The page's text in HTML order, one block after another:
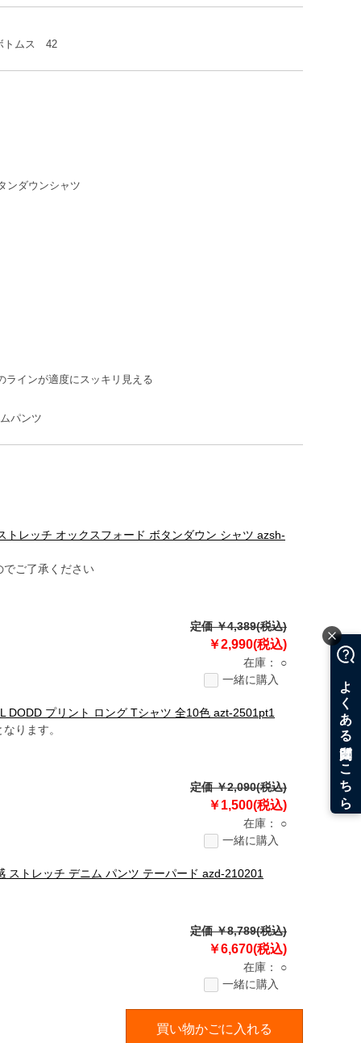
ムス 42
ンダウンシャツ
ラインが適度にスッキリ見える
パンツ
レッチ オックスフォード ボタンダウン シャツ azsh-
でご了承ください
定価 ￥4,389(税込)
￥2,990(税込)
在庫：
○
一緒に購入
DODD プリント ロング Tシャツ 全10色 azt-2501pt1
ります。
定価 ￥2,090(税込)
￥1,500(税込)
在庫：
○
一緒に購入
ストレッチ デニム パンツ テーパード azd-210201
定価 ￥8,789(税込)
￥6,670(税込)
在庫：
○
一緒に購入
買い物かごに入れる